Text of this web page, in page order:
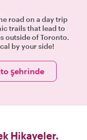
road on a day trip
trails that lead to
outside of Toronto.
by your side!
şehrinde
Hikayeler.